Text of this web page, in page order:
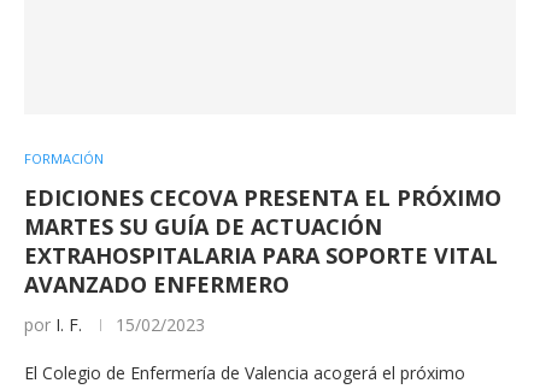
FORMACIÓN
EDICIONES CECOVA PRESENTA EL PRÓXIMO
MARTES SU GUÍA DE ACTUACIÓN
EXTRAHOSPITALARIA PARA SOPORTE VITAL
AVANZADO ENFERMERO
por I. F. 15/02/2023
El Colegio de Enfermería de Valencia acogerá el próximo